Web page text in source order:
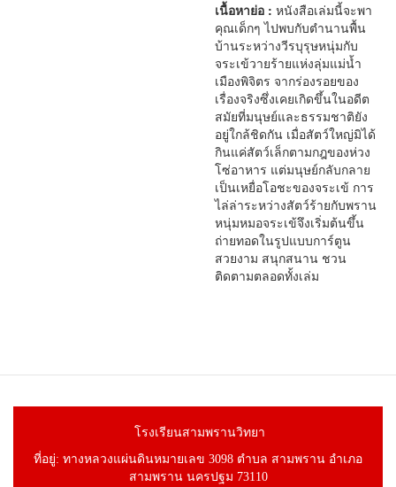
เนื้อหาย่อ :หนังสือเล่มนี้จะพา
คุณเด็กๆ ไปพบกับตำนานพื้น
บ้านระหว่างวีรบุรุษหนุ่มกับ
จระเข้วายร้ายแห่งลุ่มแม่น้ำ
เมืองพิจิตร จากร่องรอยของ
เรื่องจริงซึ่งเคยเกิดขึ้นในอดีต
สมัยที่มนุษย์และธรรมชาติยัง
อยู่ใกล้ชิดกัน เมื่อสัตว์ใหญ่มิได้
กินแค่สัตว์เล็กตามกฎของห่วง
โซ่อาหาร แต่มนุษย์กลับกลาย
เป็นเหยื่อโอชะของจระเข้ การ
ไล่ล่าระหว่างสัตว์ร้ายกับพราน
หนุ่มหมอจระเข้จึงเริ่มต้นขึ้น
ถ่ายทอดในรูปแบบการ์ตูน
สวยงาม สนุกสนาน ชวน
ติดตามตลอดทั้งเล่ม
โรงเรียนสามพรานวิทยา
ที่อยู่: ทางหลวงแผ่นดินหมายเลข 3098 ตำบล สามพราน อำเภอ
สามพราน นครปฐม 73110